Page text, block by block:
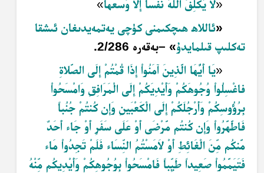
«لاَ يُكَلِّفُ اللّهُ نَفْساً إِلاَّ وُسْعَهَا»
«ئاللاھ ھىچكىمنى كۈچى يەتمەيدىغان ئىشقا
تەكلىپ قىلمايدۇ»
–بەقەرە 2/286
.
«يَا أَيُّهَا الَّذِينَ آمَنُواْ إِذَا قُمْتُمْ إِلَى الصَّلاةِ
فاغْسِلُواْ وُجُوهَكُمْ وَأَيْدِيَكُمْ إِلَى الْمَرَافِقِ وَامْسَحُواْ
بِرُؤُوسِكُمْ وَأَرْجُلَكُمْ إِلَى الْكَعْبَينِ وَإِن كُنتُمْ جُنُباً
فَاطَّهَّرُواْ وَإِن كُنتُم مَّرْضَى أَوْ عَلَى سَفَرٍ أَوْ جَاء أَحَدٌ
مَّنكُم مِّنَ الْغَائِطِ أَوْ لاَمَسْتُمُ النِّسَاء فَلَمْ تَجِدُواْ مَاء
فَتَيَمَّمُواْ صَعِيداً طَيِّباً فَامْسَحُواْ بِوُجُوهِكُمْ وَأَيْدِيكُم مِّنْهُ